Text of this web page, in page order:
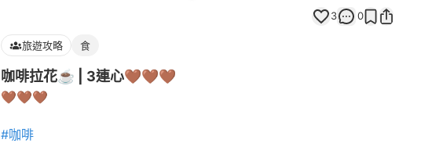
3 0
旅遊攻略 食
咖啡拉花☕️ | 3連心🤎🤎🤎
🤎🤎🤎
#咖啡